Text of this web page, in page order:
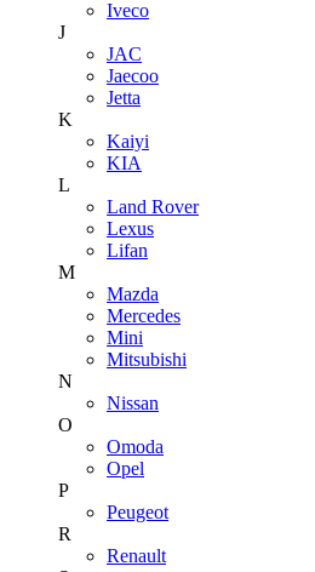
Iveco
J
JAC
Jaecoo
Jetta
K
Kaiyi
KIA
L
Land Rover
Lexus
Lifan
M
Mazda
Mercedes
Mini
Mitsubishi
N
Nissan
O
Omoda
Opel
P
Peugeot
R
Renault